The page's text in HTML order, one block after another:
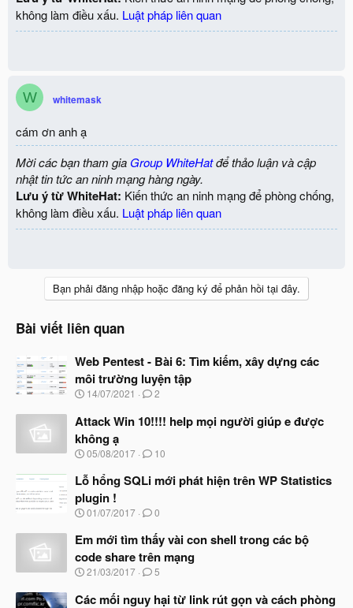
không làm điều xấu. Luật pháp liên quan
W whitemask
cám ơn anh ạ
Mời các bạn tham gia Group WhiteHatđể thảo luận và cập
nhật tin tức an ninh mạng hàng ngày.
Lưu ý từ WhiteHat: Kiến thức an ninh mạng để phòng chống,
không làm điều xấu. Luật pháp liên quan
Bạn phải đăng nhập hoặc đăng ký để phản hồi tại đây.
Bài viết liên quan
Web Pentest - Bài 6: Tìm kiếm, xây dựng các
môi trường luyện tập
N
à
y
b
ắ
đ
ầ
u
14/07/2021 2
Attack Win 10!!!! help mọi người giúp e được
không ạ
N
à
b
ắ
đ
ầ
u
05/08/2017 10
Lỗ hổng SQLi mới phát hiện trên WP Statistics
plugin !
N
à
b
ắ
đ
01/07/2017 0
Em mới tìm thấy vài con shell trong các bộ
code share trên mạng
N
à
21/03/2017 5
Các mối nguy hại từ link rút gọn và cách phòng